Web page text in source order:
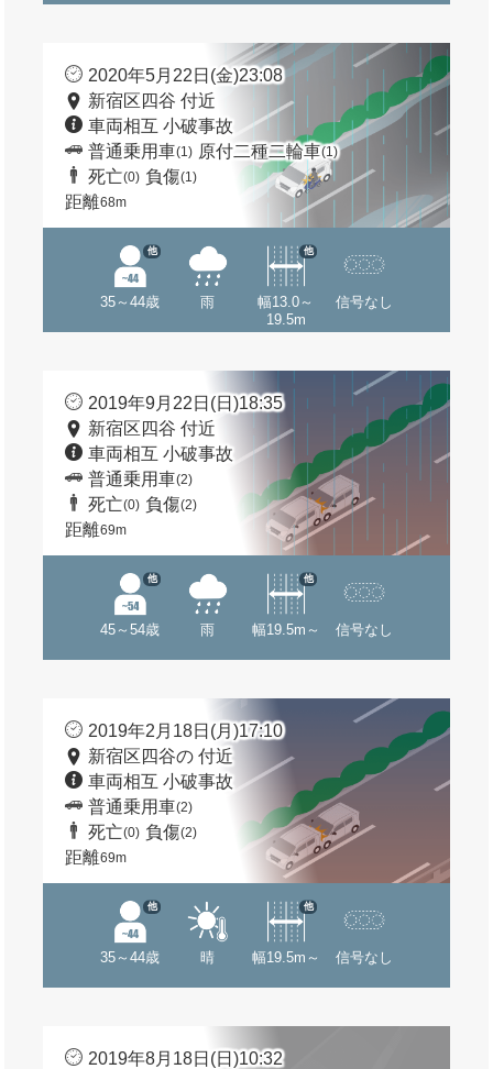
2020年5月22日(金)23:08
新宿区四谷 付近
車両相互 小破事故
普通乗用車(1) 原付二種二輪車(1)
死亡(0) 負傷(1)
距離68m
35～44歳
他
雨
幅13.0～
19.5m
他
信号なし
2019年9月22日(日)18:35
新宿区四谷 付近
車両相互 小破事故
普通乗用車(2)
死亡(0) 負傷(2)
距離69m
45～54歳
他
雨 幅19.5m～
他
信号なし
2019年2月18日(月)17:10
新宿区四谷の 付近
車両相互 小破事故
普通乗用車(2)
死亡(0) 負傷(2)
距離69m
35～44歳
他
晴 幅19.5m～
他
信号なし
2019年8月18日(日)10:32